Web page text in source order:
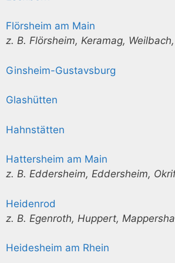
Flörsheim am Main
z. B. Flörsheim, Keramag,
Ginsheim-Gustavsburg
Glashütten
Hahnstätten
Hattersheim am Main
z. B. Eddersheim, Eddersheim,
Heidenrod
z. B. Egenroth, Huppert,
Heidesheim am Rhein